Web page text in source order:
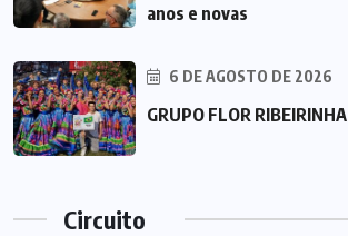
anos e novas
6 DE AGOSTO DE 2026
GRUPO FLOR RIBEIRINHA
Circuito